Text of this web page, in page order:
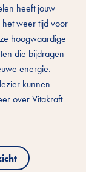
heeft jouw
weer tijd voor
hoogwaardige
die bijdragen
energie.
kunnen
over Vitakraft